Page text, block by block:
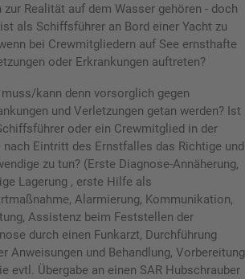
zur Realität auf dem Wasser gehören - doch
als Schiffsführer an Bord einer Yacht zu
bei Crewmitgliedern auf See ernsthafte
oder Erkrankungen auftreten?
kann denn vorsorglich gegen
und Verletzungen getan werden? Ist
oder ein Crewmitglied in der
nach Eintritt des Ernstfalles das Richtige und
zu tun? (Erste Diagnose-Annäherung,
Lagerung , erste Hilfe als
Alarmierung, Kommunikation,
Assistenz beim Feststellen der
durch einen Funkarzt, Durchführung
Anweisungen und Behandlung, Vorbereitung
evtl. Übergabe an einen SAR Hubschrauber